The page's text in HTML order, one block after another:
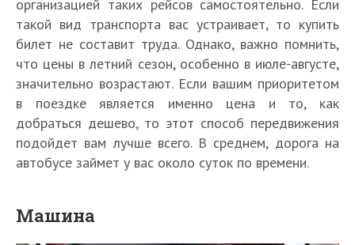
организацией таких рейсов самостоятельно. Если
такой вид транспорта вас устраивает, то купить
билет не составит труда. Однако, важно помнить,
что цены в летний сезон, особенно в июле-августе,
значительно возрастают. Если вашим приоритетом
в поездке является именно цена и то, как
добраться дешево, то этот способ передвижения
подойдет вам лучше всего. В среднем, дорога на
автобусе займет у вас около суток по времени.
Машина